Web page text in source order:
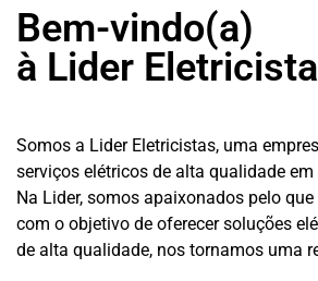
Bem-vindo(a)
à Lider
Somos a Lider Eletricistas, uma
serviços elétricos de alta qualidade
Na Lider, somos apaixonados pelo
com o objetivo de oferecer soluções
de alta qualidade, nos tornamos uma